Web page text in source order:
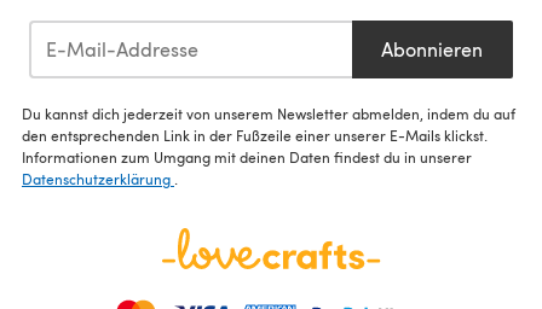
Abonnieren
Du kannst dich jederzeit von unserem Newsletter abmelden, indem du auf
den entsprechenden Link in der Fußzeile einer unserer E-Mails klickst.
Informationen zum Umgang mit deinen Daten findest du in unserer
Datenschutzerklärung